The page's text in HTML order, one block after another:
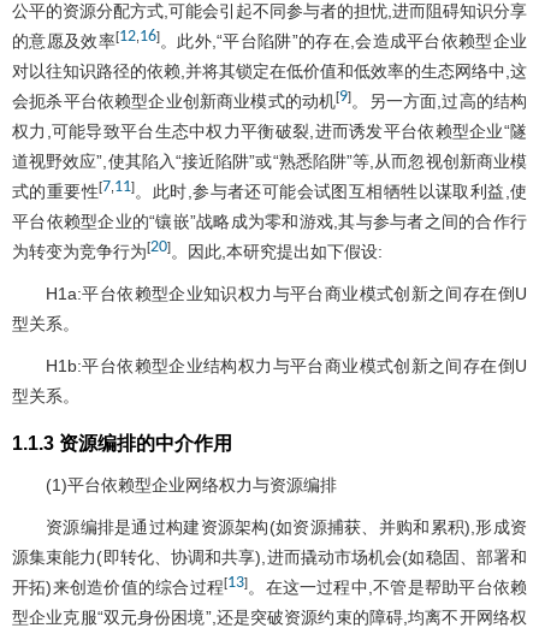
公平的资源分配方式,可能会引起不同参与者的担忧,进而阻碍知识分享
的意愿及效率[12, 16]。此外,“平台陷阱”的存在,会造成平台依赖型企业
对以往知识路径的依赖,并将其锁定在低价值和低效率的生态网络中,这
会扼杀平台依赖型企业创新商业模式的动机[9]。另一方面,过高的结构
权力,可能导致平台生态中权力平衡破裂,进而诱发平台依赖型企业“隧
道视野效应”,使其陷入“接近陷阱”或“熟悉陷阱”等,从而忽视创新商业模
式的重要性[7 11]。此时,参与者还可能会试图互相牺牲以谋取利益,使
平台依赖型企业的“镶嵌”战略成为零和游戏,其与参与者之间的合作行
为转变为竞争行为[20]。因此,本研究提出如下假设:
H1a:平台依赖型企业知识权力与平台商业模式创新之间存在倒U
型关系。
H1b:平台依赖型企业结构权力与平台商业模式创新之间存在倒U
型关系。
1.1.3 资源编排的中介作用
(1)平台依赖型企业网络权力与资源编排
资源编排是通过构建资源架构(如资源捕获、并购和累积),形成资
源集束能力(即转化、协调和共享),进而撬动市场机会(如稳固、部署和
开拓)来创造价值的综合过程[13]。在这一过程中,不管是帮助平台依赖
型企业克服“双元身份困境”,还是突破资源约束的障碍,均离不开网络权